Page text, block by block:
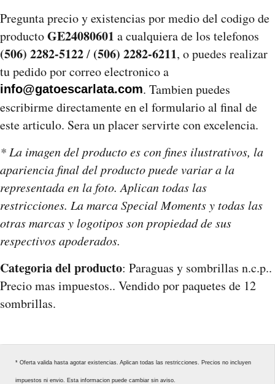
Pregunta precio y existencias por medio del codigo de
productoGE24080601 a cualquiera de los telefonos
(506) 2282-5122/ (506) 2282-6211, o puedes realizar
tu pedido por correo electronico a
info@gatoescarlata.com. Tambien puedes
escribirme directamente en el formulario al final de
este articulo. Sera un placer servirte con excelencia.
* La imagen del producto es con fines ilustrativos, la
apariencia final del producto puede variar a la
representada en la foto. Aplican todas las
restricciones. La marca Special Moments y todas las
otras marcas y logotipos son propiedad de sus
respectivos apoderados.
Categoria del producto: Paraguas y sombrillas n.c.p..
Precio mas impuestos.. Vendido por paquetes de 12
sombrillas.
* Oferta valida hasta agotar existencias. Aplican todas las restricciones. Precios no incluyen
impuestos ni envio. Esta informacion puede cambiar sin aviso.